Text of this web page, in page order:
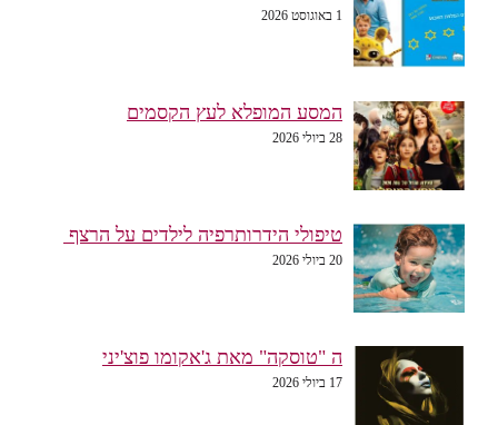
1 באוגוסט 2026
המסע המופלא לעץ הקסמים
28 ביולי 2026
טיפולי הידרותרפיה לילדים על הרצף
20 ביולי 2026
ה "טוסקה" מאת ג'אקומו פוצ'יני
17 ביולי 2026